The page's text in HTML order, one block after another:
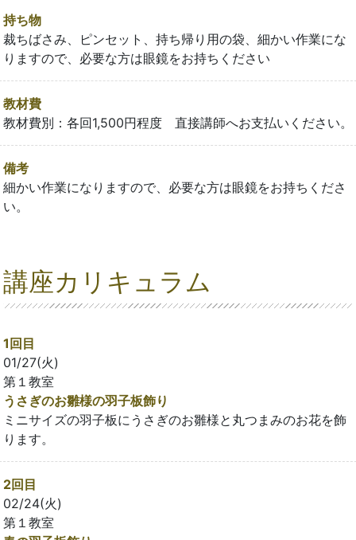
持ち物
裁ちばさみ、ピンセット、持ち帰り用の袋、細かい作業にな
りますので、必要な方は眼鏡をお持ちください
教材費
教材費別：各回1,500円程度 直接講師へお支払いください。
備考
細かい作業になりますので、必要な方は眼鏡をお持ちくださ
い。
講座カリキュラム
1回目
01/27(火)
第１教室
うさぎのお雛様の羽子板飾り
ミニサイズの羽子板にうさぎのお雛様と丸つまみのお花を飾
ります。
2回目
02/24(火)
第１教室